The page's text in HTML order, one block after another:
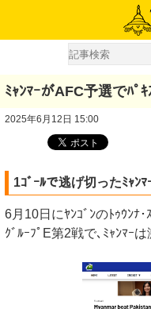
ﾐｬﾝﾏｰがAFC予選でﾊﾟｷ
2025年6月12日 15:00
1ｺﾞｰﾙで逃げ切ったﾐｬﾝﾏ
6月10日にﾔﾝｺﾞﾝのﾄｩｳﾝﾅ
ｸﾞﾙｰﾌﾟE第2戦で､ﾐｬﾝﾏｰ